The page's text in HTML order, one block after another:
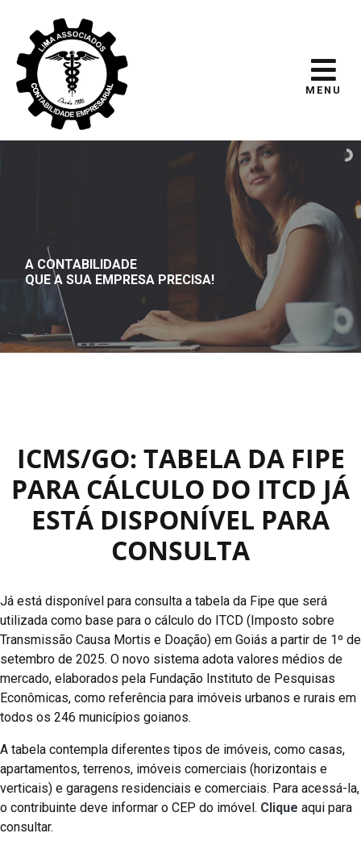
MENU
A CONTABILIDADE
QUE A SUA EMPRESA PRECISA!
ICMS/GO: TABELA DA FIPE
PARA CÁLCULO DO ITCD JÁ
ESTÁ DISPONÍVEL PARA
CONSULTA
Já está disponível para consulta a tabela da Fipe que será
utilizada como base para o cálculo do ITCD (Imposto sobre
Transmissão Causa Mortis e Doação) em Goiás a partir de 1º de
setembro de 2025. O novo sistema adota valores médios de
mercado, elaborados pela Fundação Instituto de Pesquisas
Econômicas, como referência para imóveis urbanos e rurais em
todos os 246 municípios goianos.
A tabela contempla diferentes tipos de imóveis, como casas,
apartamentos, terrenos, imóveis comerciais (horizontais e
verticais) e garagens residenciais e comerciais. Para acessá-la,
o contribuinte deve informar o CEP do imóvel. Clique aqui para
consultar.